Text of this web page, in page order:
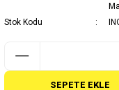
Stok Kodu
SEPETE EKLE